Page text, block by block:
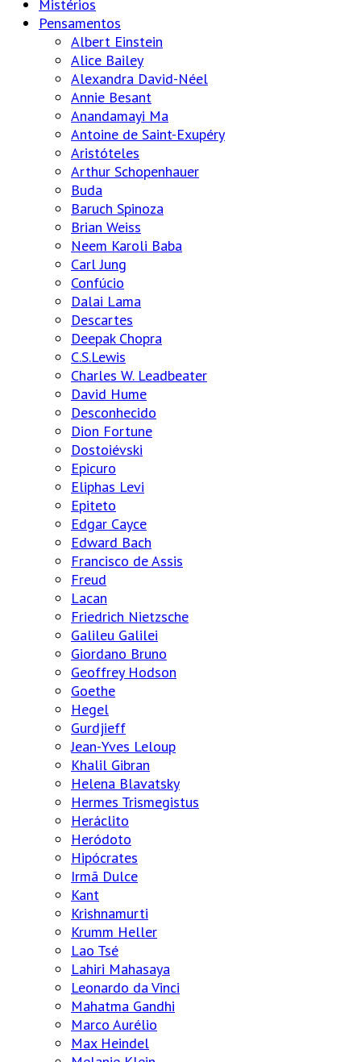
Mistérios
Pensamentos
Albert Einstein
Alice Bailey
Alexandra David-Néel
Annie Besant
Anandamayi Ma
Antoine de Saint-Exupéry
Aristóteles
Arthur Schopenhauer
Buda
Baruch Spinoza
Brian Weiss
Neem Karoli Baba
Carl Jung
Confúcio
Dalai Lama
Descartes
Deepak Chopra
C.S.Lewis
Charles W. Leadbeater
David Hume
Desconhecido
Dion Fortune
Dostoiévski
Epicuro
Eliphas Levi
Epiteto
Edgar Cayce
Edward Bach
Francisco de Assis
Freud
Lacan
Friedrich Nietzsche
Galileu Galilei
Giordano Bruno
Geoffrey Hodson
Goethe
Hegel
Gurdjieff
Jean-Yves Leloup
Khalil Gibran
Helena Blavatsky
Hermes Trismegistus
Heráclito
Heródoto
Hipócrates
Irmã Dulce
Kant
Krishnamurti
Krumm Heller
Lao Tsé
Lahiri Mahasaya
Leonardo da Vinci
Mahatma Gandhi
Marco Aurélio
Max Heindel